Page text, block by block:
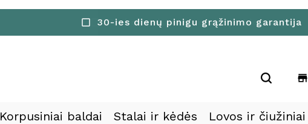
check_box_outline_blank 30-ies dienų pinigu grąžinimo garantija
store
Korpusiniai baldai Stalai ir kėdės Lovos ir čiužiniai